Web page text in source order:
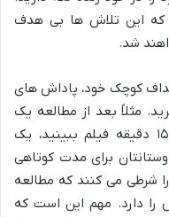
که این تلاش ها بی هدف
شد.
کوچک خود، پاداش های
مثلاً بعد از مطالعه یک
فصل دشوار، به خودتان اجازه دهید ۱۵ دقیقه فیلم ببینید، یک
برای مدت کوتاهی
شرطی می کنند که مطالعه
دارد. مهم این است که